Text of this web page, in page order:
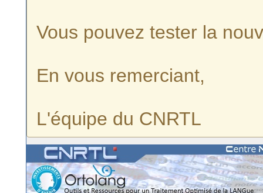
Vous pouvez tester la
En vous remerciant,
L'équipe du CNRTL